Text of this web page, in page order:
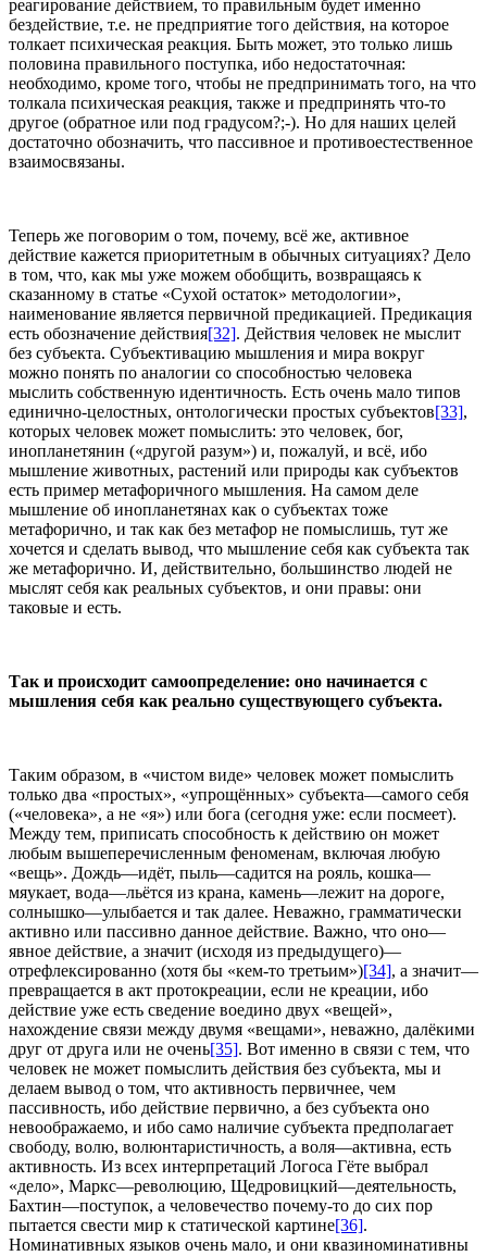
реагирование действием, то правильным будет именно
бездействие, т.е. не предприятие того действия, на которое
толкает психическая реакция. Быть может, это только лишь
половина правильного поступка, ибо недостаточная:
необходимо, кроме того, чтобы не предпринимать того, на что
толкала психическая реакция, также и предпринять что-то
другое (обратное или под градусом?;-). Но для наших целей
достаточно обозначить, что пассивное и противоестественное
взаимосвязаны.
Теперь же поговорим о том, почему, всё же, активное
действие кажется приоритетным в обычных ситуациях? Дело
в том, что, как мы уже можем обобщить, возвращаясь к
сказанному в статье «Сухой остаток» методологии»,
наименование является первичной предикацией. Предикация
есть обозначение действия[32]. Действия человек не мыслит
без субъекта. Субъективацию мышления и мира вокруг
можно понять по аналогии со способностью человека
мыслить собственную идентичность. Есть очень мало типов
единично-целостных, онтологически простых субъектов[33],
которых человек может помыслить: это человек, бог,
инопланетянин («другой разум») и, пожалуй, и всё, ибо
мышление животных, растений или природы как субъектов
есть пример метафоричного мышления. На самом деле
мышление об инопланетянах как о субъектах тоже
метафорично, и так как без метафор не помыслишь, тут же
хочется и сделать вывод, что мышление себя как субъекта так
же метафорично. И, действительно, большинство людей не
мыслят себя как реальных субъектов, и они правы: они
таковые и есть.
Так и происходит самоопределение: оно начинается с
мышления себя как реально существующего субъекта.
Таким образом, в «чистом виде» человек может помыслить
только два «простых», «упрощённых» субъекта—самого себя
(«человека», а не «я») или бога (сегодня уже: если посмеет).
Между тем, приписать способность к действию он может
любым вышеперечисленным феноменам, включая любую
«вещь». Дождь—идёт, пыль—садится на рояль, кошка—
мяукает, вода—льётся из крана, камень—лежит на дороге,
солнышко—улыбается и так далее. Неважно, грамматически
активно или пассивно данное действие. Важно, что оно—
явное действие, а значит (исходя из предыдущего)—
отрефлексированно (хотя бы «кем-то третьим»)[34], а значит—
превращается в акт протокреации, если не креации, ибо
действие уже есть сведение воедино двух «вещей»,
нахождение связи между двумя «вещами», неважно, далёкими
друг от друга или не очень[35]. Вот именно в связи с тем, что
человек не может помыслить действия без субъекта, мы и
делаем вывод о том, что активность первичнее, чем
пассивность, ибо действие первично, а без субъекта оно
невоображаемо, и ибо само наличие субъекта предполагает
свободу, волю, волюнтаристичность, а воля—активна, есть
активность. Из всех интерпретаций Логоса Гёте выбрал
«дело», Маркс—революцию, Щедровицкий—деятельность,
Бахтин—поступок, а человечество почему-то до сих пор
пытается свести мир к статической картине[36].
Номинативных языков очень мало, и они квазиноминативны